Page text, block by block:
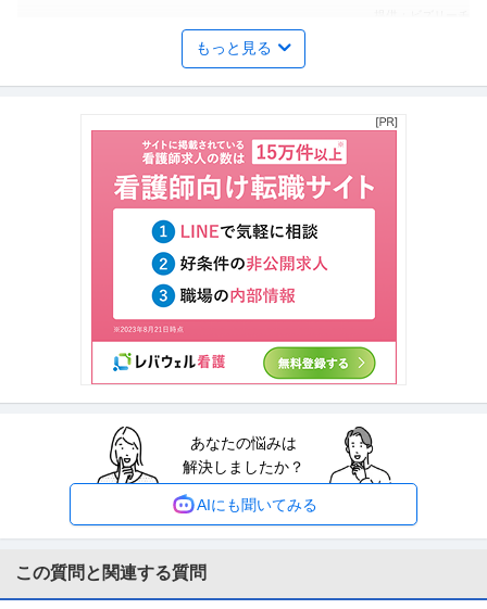
年収1000万円も可能×土日祝休み／外国人人材紹介の法人営業／
マネジメント業務
上野グループホールディングス株式会社
月給47万円〜62.5万円
【年収1000万円も可能×土日祝休み】外国人人材紹介の法人営業｜マネジメ
ント業務 【高収入！稼ぐな…続きを見る
提供：上野グループホールディングス株式会社
法務・コンプライアンス ／ 「測量士・測量士補・測量助手」最新
ドローン・3Dレーザースキャナーを駆使する先進的測量技術者／
創業90年の強固なグループ基盤／京都・丸太町駅徒歩1分／完全週
休2日（土日祝）
高収入 完全週休2日制
年収800万円〜1,000万円
【職種】管理＞法務・コンプライアンス 【業種】士業＞その他 ※会員属性な
どに応じ、当該求人をビズリ…続きを見る
中野／現場品質検査（アパート）シニア活躍中／残業10h程度／
土日祝／”ホワイト企業”認定企業
株式会社レオパレス21
昇給あり
年収579万円〜1,002万円
残業10h程度｜土日祝｜”…続きを見る
もっと見る
あなたの悩みは
解決しましたか？
AIにも聞いてみる
この質問と関連する質問